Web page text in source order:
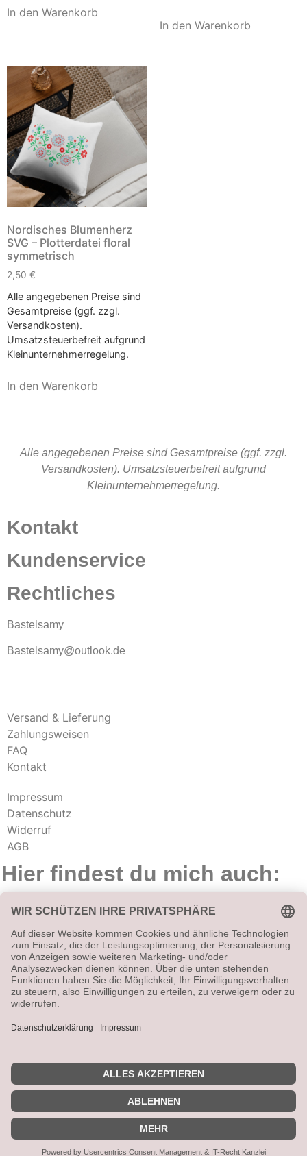
In den Warenkorb
In den Warenkorb
Nordisches Blumenherz
SVG – Plotterdatei floral
symmetrisch
2,50 €
Alle angegebenen Preise sind
Gesamtpreise (ggf. zzgl.
Versandkosten).
Umsatzsteuerbefreit aufgrund
Kleinunternehmerregelung.
In den Warenkorb
Alle angegebenen Preise sind Gesamtpreise (ggf. zzgl.
Versandkosten). Umsatzsteuerbefreit aufgrund
Kleinunternehmerregelung.
Kontakt
Kundenservice
Rechtliches
Bastelsamy
Bastelsamy@outlook.de
Versand & Lieferung
Zahlungsweisen
FAQ
Kontakt
Impressum
Datenschutz
Widerruf
AGB
Hier findest du mich auch:
Alle angegebenen Preise sind Gesamtpreise (ggf. zzgl.
Versandkosten). Umsatzsteuerbefreit aufgrund